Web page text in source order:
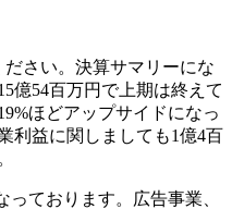
さい。決算サマリーにな
億54百万円で上期は終えて
ほどアップサイドになっ
利益に関しましても1億4百
ております。広告事業、